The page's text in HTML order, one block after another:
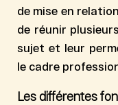
de mise en relation
de réunir
sujet et leur
le cadre
Les différentes